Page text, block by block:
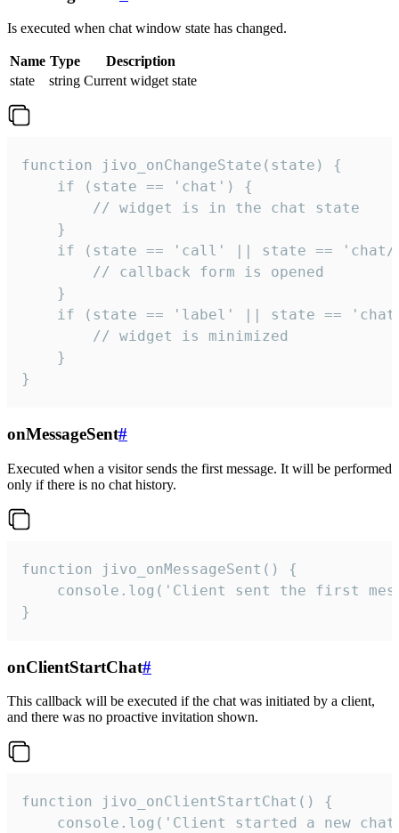
Is executed when chat window state has changed.
Name Type
Description
state
string Current widget state
function jivo_onChangeState(state) {
    if (state == 'chat') {
        // widget is in the chat state
    }
if (state == 'call' || state ==
        // callback form is opened
    }
if (state == 'label' || state ==
        // widget is minimized
    }
}
onMessageSent#
Executed when a visitor sends the first message. It will be performed
only if there is no chat history.
function jivo_onMessageSent() {
console.log('Client sent the first
}
onClientStartChat#
This callback will be executed if the chat was initiated by a client,
and there was no proactive invitation shown.
function jivo_onClientStartChat() {
console.log('Client started a new